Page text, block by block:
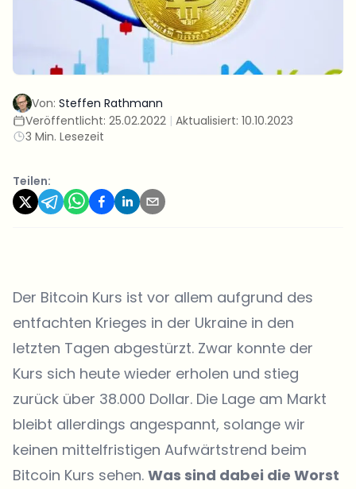
Von: Steffen Rathmann
Veröffentlicht: 25.02.2022 | Aktualisiert: 10.10.2023
3 Min. Lesezeit
Teilen:
Der Bitcoin Kurs ist vor allem aufgrund des
entfachten Krieges in der Ukraine in den
letzten Tagen abgestürzt. Zwar konnte der
Kurs sich heute wieder erholen und stieg
zurück über 38.000 Dollar. Die Lage am Markt
bleibt allerdings angespannt, solange wir
keinen mittelfristigen Aufwärtstrend beim
Bitcoin Kurs sehen. Was sind dabei die Worst